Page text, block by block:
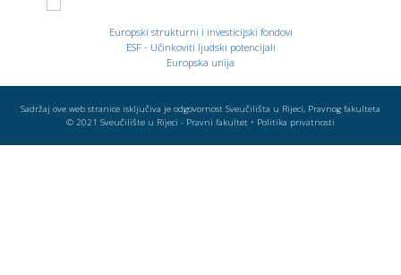
stanje
Europski strukturni i investicijski fondovi
ESF - Učinkoviti ljudski potencijali
Europska unija
Sadržaj ove web stranice isključiva je odgovornost Sveučilišta u Rijeci, Pravnog fakulteta
© 2021 Sveučilište u Rijeci - Pravni fakultet • Politika privatnosti